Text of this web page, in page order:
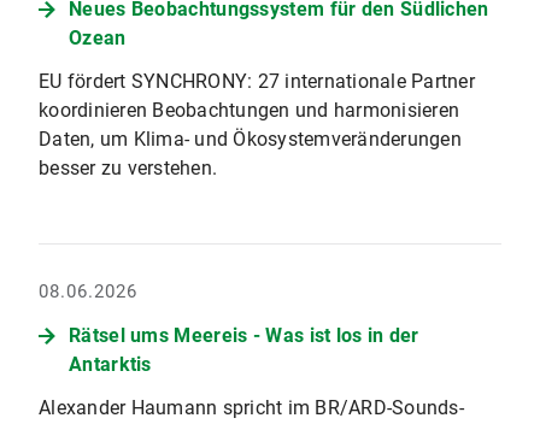
Neues Beobachtungssystem für den Südlichen
Ozean
EU fördert SYNCHRONY: 27 internationale Partner
koordinieren Beobachtungen und harmonisieren
Daten, um Klima- und Ökosystemveränderungen
besser zu verstehen.
08.06.2026
Rätsel ums Meereis - Was ist los in der
Antarktis
Alexander Haumann spricht im BR/ARD-Sounds-